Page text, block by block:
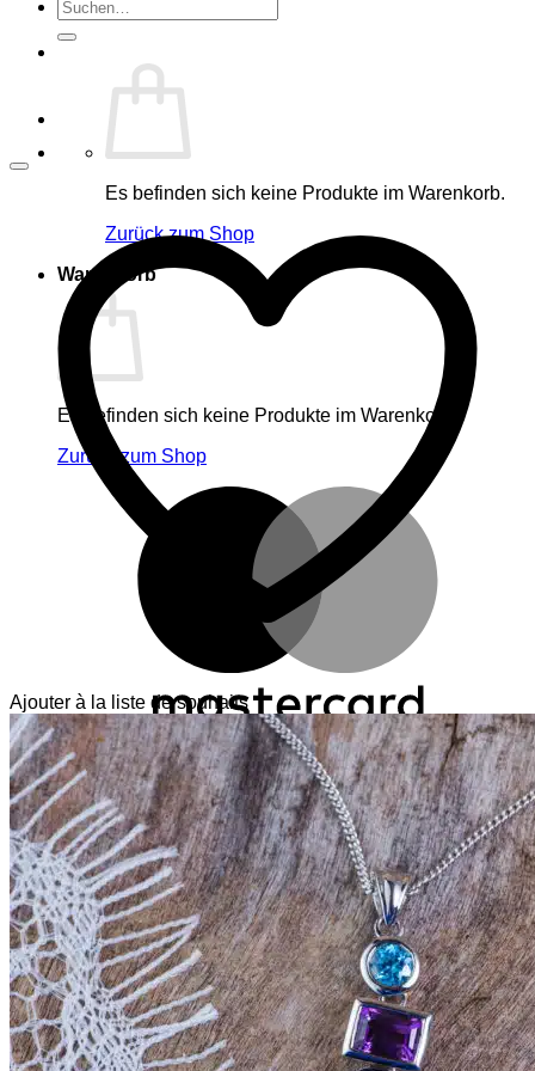
Suche
nach:
Es befinden sich keine Produkte im Warenkorb.
Zurück zum Shop
Warenkorb
Es befinden sich keine Produkte im Warenkorb.
Zurück zum Shop
Ajouter à la liste de souhaits